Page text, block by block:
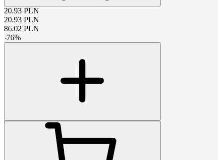
20.93 PLN
20.93 PLN
86.02 PLN
-76%